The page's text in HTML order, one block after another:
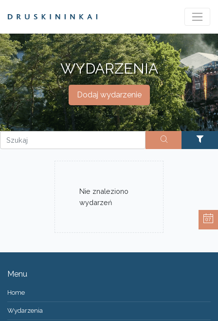
WYDARZENIA
Dodaj wydarzenie
Nie znaleziono
wydarzeń
Menu
Home
Wydarzenia
07